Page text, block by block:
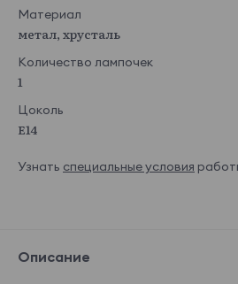
Материал
метал, хрусталь
Количество лампочек
1
Цоколь
E14
Узнать специальные условия
Описание